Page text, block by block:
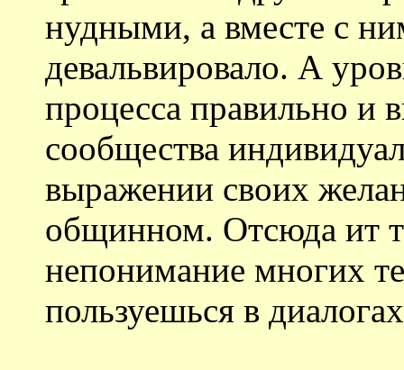
нудными, а вместе с
девальвировало. А
процесса правильно и
сообщества
выражении своих
общинном. Отсюда ит
непонимание многих
пользуешься в